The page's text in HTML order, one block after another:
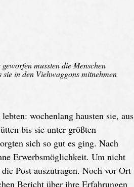
mussten die Menschen
in den Viehwaggons mitnehmen
wochenlang hausten sie, aus
bis sie unter größten
sich so gut es ging. Nach
Erwerbsmöglichkeit. Um nicht
Post auszutragen. Noch vor Ort
Bericht über ihre Erfahrungen